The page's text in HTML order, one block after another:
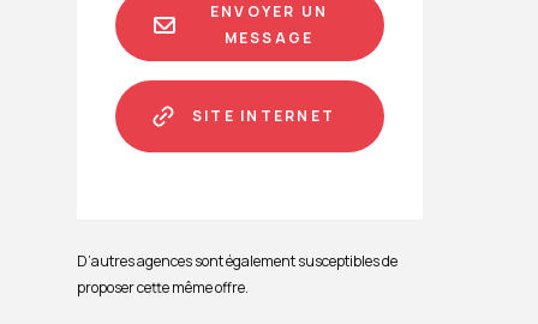
ENVOYER UN
MESSAGE
SITE INTERNET
D’autres agences sont également susceptibles de
proposer cette même offre.